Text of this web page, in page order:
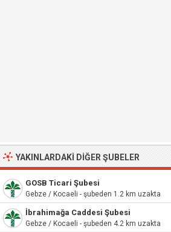
YAKINLARDAKI DIĞER ŞUBELER
GOSB Ticari Şubesi
Gebze / Kocaeli - şubeden 1.2 km uzakta
İbrahimağa Caddesi Şubesi
Gebze / Kocaeli - şubeden 4.2 km uzakta